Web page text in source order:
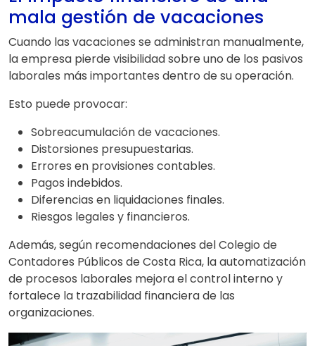
mala gestión de vacaciones
Cuando las vacaciones se administran manualmente,
la empresa pierde visibilidad sobre uno de los pasivos
laborales más importantes dentro de su operación.
Esto puede provocar:
Sobreacumulación de vacaciones.
Distorsiones presupuestarias.
Errores en provisiones contables.
Pagos indebidos.
Diferencias en liquidaciones finales.
Riesgos legales y financieros.
Además, según recomendaciones del Colegio de
Contadores Públicos de Costa Rica, la automatización
de procesos laborales mejora el control interno y
fortalece la trazabilidad financiera de las
organizaciones.